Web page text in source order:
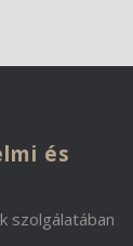
és
szolgálatában